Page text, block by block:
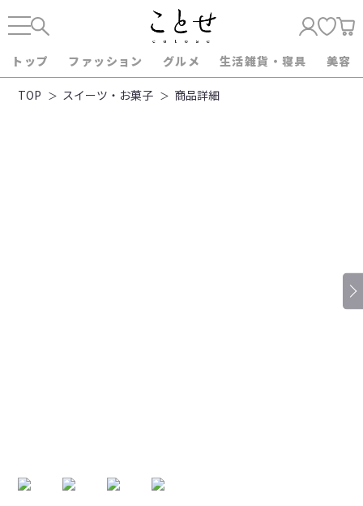
トップ ファッション グルメ 生活雑貨・寝具 美容
TOP スイーツ・お菓子 商品詳細